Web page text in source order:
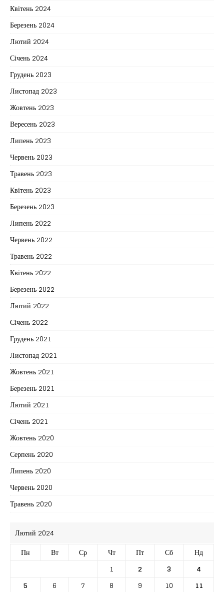
Квітень 2024
Березень 2024
Лютий 2024
Січень 2024
Грудень 2023
Листопад 2023
Жовтень 2023
Вересень 2023
Липень 2023
Червень 2023
Травень 2023
Квітень 2023
Березень 2023
Липень 2022
Червень 2022
Травень 2022
Квітень 2022
Березень 2022
Лютий 2022
Січень 2022
Грудень 2021
Листопад 2021
Жовтень 2021
Березень 2021
Лютий 2021
Січень 2021
Жовтень 2020
Серпень 2020
Липень 2020
Червень 2020
Травень 2020
Лютий 2024
Пн
Вт Ср Чт Пт Сб
Нд
1
2 3
4
5
6 7 8 9 10 11